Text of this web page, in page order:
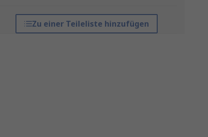
Zu einer Teileliste hinzufügen